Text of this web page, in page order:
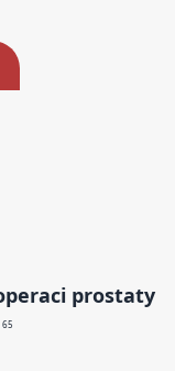
prostaty
65